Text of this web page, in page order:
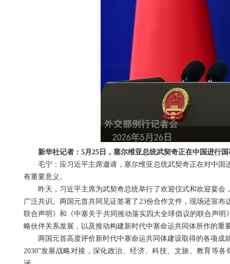
新华社记者：5月25日，塞尔维亚总统武契奇正在中国进行
毛宁：应习近平主席邀请，塞尔维亚总统武契奇正在对中
有重要意义。
昨天，习近平主席为武契奇总统举行了欢迎仪式和欢迎宴
广泛共识。两国元首共同见证签署了23份合作文件，现场还宣
联合声明》和《中塞关于共同推动落实四大全球倡议的联合声
略伙伴关系发展，以及推动构建新时代中塞命运共同体所作的
两国元首高度评价新时代中塞命运共同体建设取得的各项成
2030”发展战略对接，深化政治、经济、科技、文旅、教育等